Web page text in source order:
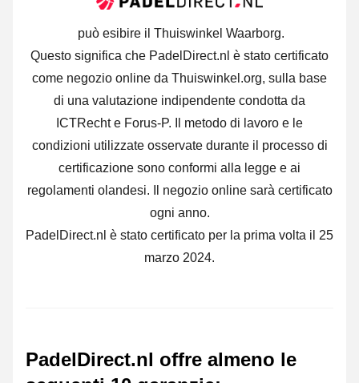
può esibire il Thuiswinkel Waarborg.
Questo significa che PadelDirect.nl è stato certificato
come negozio online da Thuiswinkel.org, sulla base
di una valutazione indipendente condotta da
ICTRecht e Forus-P. Il metodo di lavoro e le
condizioni utilizzate osservate durante il processo di
certificazione sono conformi alla legge e ai
regolamenti olandesi. Il negozio online sarà certificato
ogni anno.
PadelDirect.nl è stato certificato per la prima volta il 25
marzo 2024.
PadelDirect.nl offre almeno le